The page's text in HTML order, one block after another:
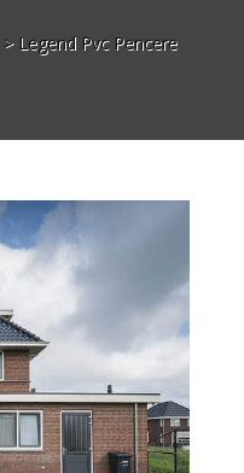
> Legend Pvc Pencere